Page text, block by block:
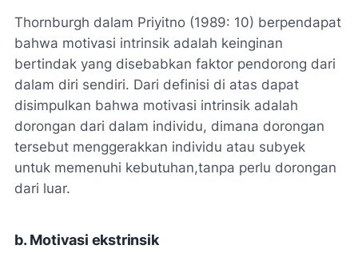
Thornburgh dalam Priyitno (1989: 10) berpendapat
bahwa motivasi intrinsik adalah keinginan
bertindak yang disebabkan faktor pendorong dari
dalam diri sendiri. Dari definisi di atas dapat
disimpulkan bahwa motivasi intrinsik adalah
dorongan dari dalam individu, dimana dorongan
tersebut menggerakkan individu atau subyek
untuk memenuhi kebutuhan,tanpa perlu dorongan
dari luar.
b. Motivasi ekstrinsik